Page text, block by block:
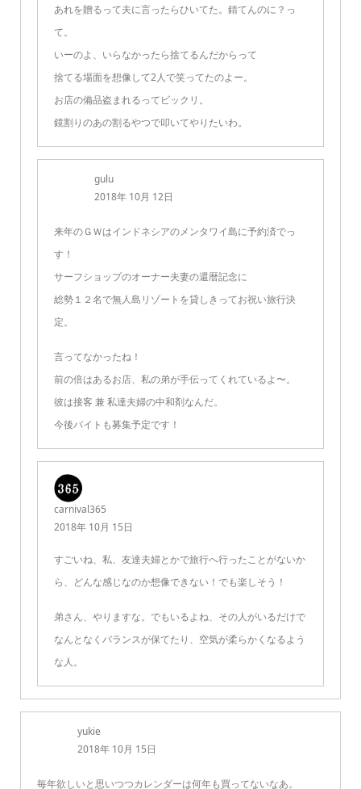
あれを贈るって夫に言ったらひいてた。錆てんのに？っ
て。
いーのよ、いらなかったら捨てるんだからって
捨てる場面を想像して2人で笑ってたのよー。
お店の備品盗まれるってビックリ。
鏡割りのあの割るやつで叩いてやりたいわ。
gulu
2018年 10月 12日
来年のＧＷはインドネシアのメンタワイ島に予約済でっ
す！
サーフショップのオーナー夫妻の還暦記念に
総勢１２名で無人島リゾートを貸しきってお祝い旅行決
定。
言ってなかったね！
前の倍はあるお店、私の弟が手伝ってくれているよ〜。
彼は接客 兼 私達夫婦の中和剤なんだ。
今後バイトも募集予定です！
carnival365
2018年 10月 15日
すごいね、私、友達夫婦とかで旅行へ行ったことがないか
ら、どんな感じなのか想像できない！でも楽しそう！
弟さん、やりますな。でもいるよね、その人がいるだけで
なんとなくバランスが保てたり、空気が柔らかくなるよう
な人。
yukie
2018年 10月 15日
毎年欲しいと思いつつカレンダーは何年も買ってないなあ。